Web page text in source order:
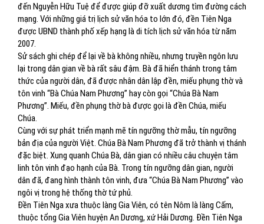
đến Nguyễn Hữu Tuệ để được giúp đỡ xuất dương tìm đường cách
mạng. Với những giá trị lịch sử văn hóa to lớn đó, đền Tiên Nga
được UBND thành phố xếp hạng là di tích lịch sử văn hóa từ năm
2007.
Sử sách ghi chép để lại về bà không nhiều, nhưng truyền ngôn lưu
lại trong dân gian về bà rất sâu đậm. Bà đã hiển thánh trong tâm
thức của người dân, đã được nhân dân lập đền, miếu phụng thờ và
tôn vinh “Bà Chúa Nam Phương” hay còn gọi “Chúa Bà Nam
Phương”. Miếu, đền phụng thờ bà được gọi là đền Chúa, miếu
Chúa.
Cùng với sự phát triển mạnh mẽ tín ngưỡng thờ mẫu, tín ngưỡng
bản địa của người Việt. Chúa Bà Nam Phương đã trở thành vị thánh
đặc biệt. Xung quanh Chúa Bà, dân gian có nhiều câu chuyện tâm
linh tôn vinh đạo hạnh của Bà. Trong tín ngưỡng dân gian, người
dân đã, đang hình thành tôn vinh, đưa “Chúa Bà Nam Phương” vào
ngôi vị trong hệ thống thờ tứ phủ.
Đền Tiên Nga xưa thuộc làng Gia Viên, có tên Nôm là làng Cấm,
thuộc tổng Gia Viên huyện An Dương, xứ Hải Dương. Đền Tiên Nga